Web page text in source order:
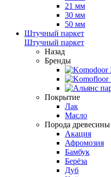
21 мм
30 мм
50 мм
Штучный паркет
Штучный паркет
Назад
Бренды
Покрытие
Лак
Масло
Порода древесины
Акация
Афромозия
Бамбук
Берёза
Дуб